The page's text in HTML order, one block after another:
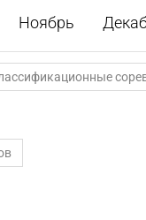
Ноябрь